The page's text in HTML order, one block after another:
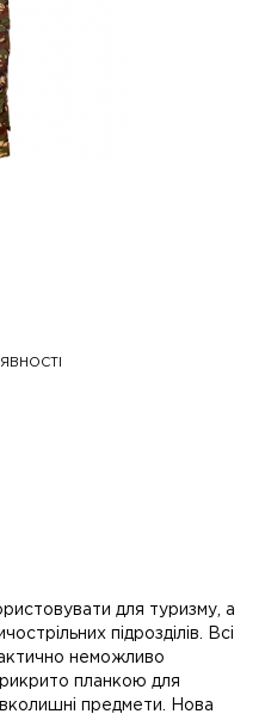
для туризму, а
підрозділів. Всі
неможливо
планкою для
предмети. Нова